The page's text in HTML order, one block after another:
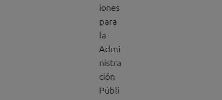
iones
para
la
Admi
nistra
ción
Públi